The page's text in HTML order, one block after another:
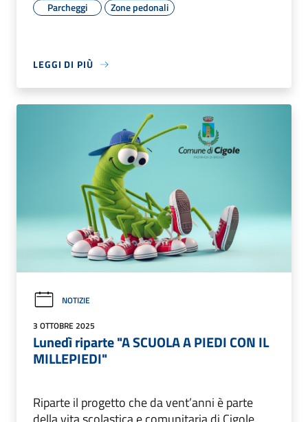
Parcheggi Zone pedonali
LEGGI DI PIÙ
NOTIZIE
3 OTTOBRE 2025
Lunedì riparte "A SCUOLA A PIEDI CON IL
MILLEPIEDI"
Riparte il progetto che da vent’anni è parte